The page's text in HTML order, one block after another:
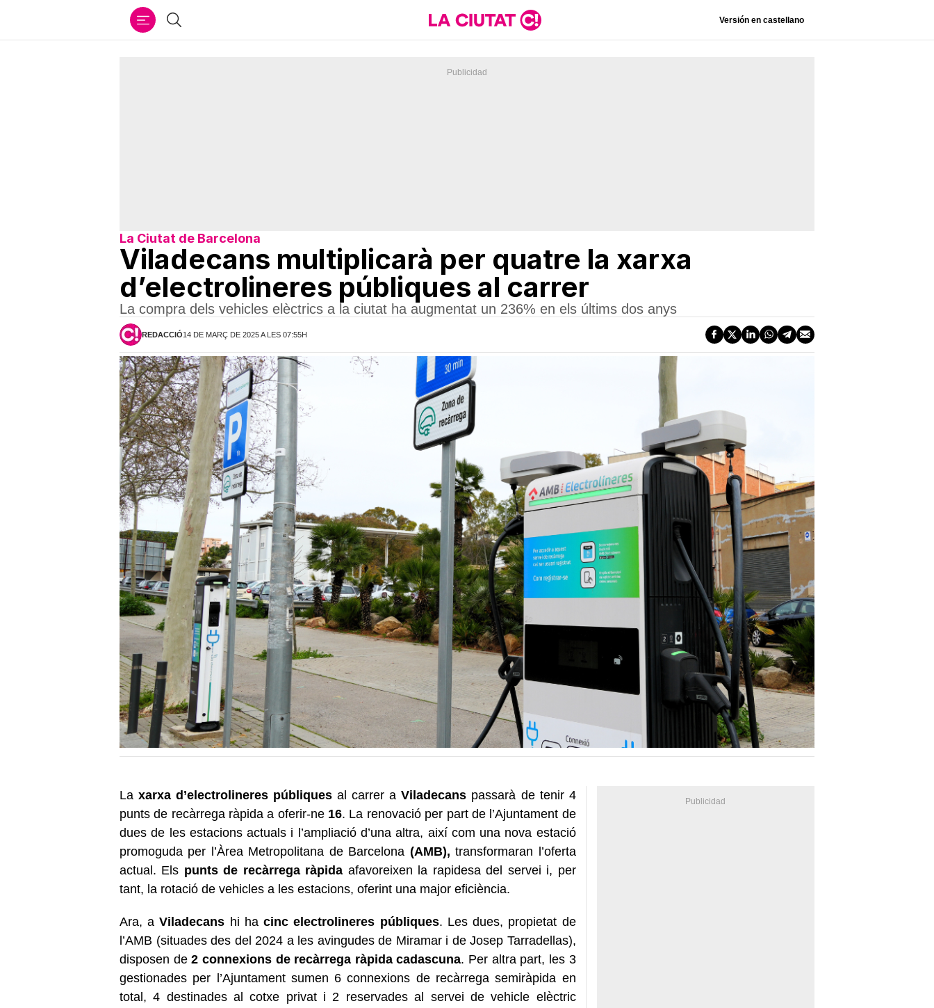
Cercar Versión en castellano
La Ciutat de Barcelona
Viladecans multiplicarà per quatre la xarxa
d’electrolineres públiques al carrer
La compra dels vehicles elèctrics a la ciutat ha augmentat un 236% en els últims dos anys
REDACCIÓ14 DE MARÇ DE 2025 A LES 07:55H
Laxarxa d’electrolineres públiques al carrer aViladecans passarà de tenir 4
punts de recàrrega ràpida a oferir-ne 16. La renovació per part de l’Ajuntament de
dues de les estacions actuals i l’ampliació d’una altra, així com una nova estació
promoguda per l’Àrea Metropolitana de Barcelona (AMB), transformaran l’oferta
actual. Els punts de recàrrega ràpida afavoreixen la rapidesa del servei i, per
tant, la rotació de vehicles a les estacions, oferint una major eficiència.
Ara, aViladecans hi hacinc electrolineres públiques. Les dues, propietat de
l’AMB (situades des del 2024 a les avingudes de Miramar i de Josep Tarradellas),
disposen de2 connexions de recàrrega ràpida cadascuna. Per altra part, les 3
gestionades per l’Ajuntament sumen 6 connexions de recàrrega semiràpida en
total, 4 destinades al cotxe privat i 2 reservades al servei de vehicle elèctric